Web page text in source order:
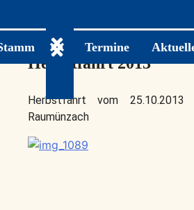
Untermenü ein-/ausklappen
Termine
Herbstfahrt 2013
Herbstfahrt vom 25.10.2013
Raumünzach